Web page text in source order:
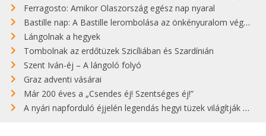
Ferragosto: Amikor Olaszország egész nap nyaral
Bastille nap: A Bastille lerombolása az önkényuralom végét jelentette
Lángolnak a hegyek
Tombolnak az erdőtüzek Szicíliában és Szardínián
Szent Iván-éj – A lángoló folyó
Graz adventi vásárai
Már 200 éves a „Csendes éj! Szentséges éj!”
A nyári napforduló éjjelén legendás hegyi tüzek világítják meg Zugspitzét